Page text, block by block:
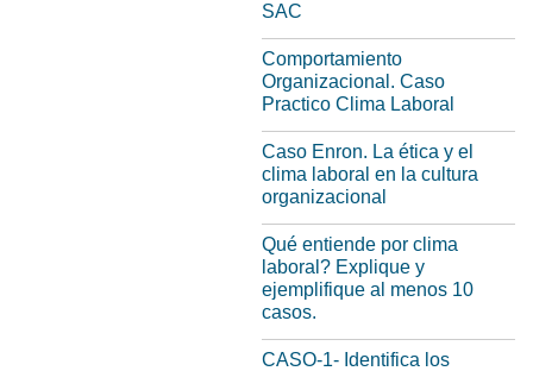
SAC
Comportamiento
Organizacional. Caso
Practico Clima Laboral
Caso Enron. La ética y el
clima laboral en la cultura
organizacional
Qué entiende por clima
laboral? Explique y
ejemplifique al menos 10
casos.
CASO-1- Identifica los